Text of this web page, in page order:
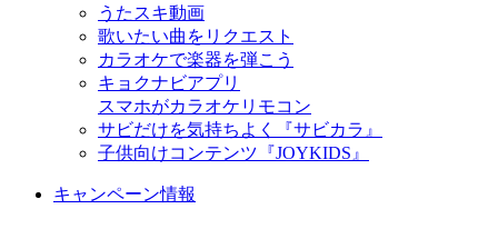
うたスキ動画
歌いたい曲をリクエスト
カラオケで楽器を弾こう
キョクナビアプリ
スマホがカラオケリモコン
サビだけを気持ちよく『サビカラ』
子供向けコンテンツ『JOYKIDS』
キャンペーン情報